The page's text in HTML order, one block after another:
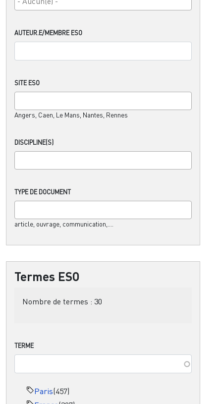
AUTEUR.E/MEMBRE ESO
SITE ESO
Angers, Caen, Le Mans, Nantes, Rennes
DISCIPLINE(S)
TYPE DE DOCUMENT
article, ouvrage, communication,....
Termes ESO
Nombre de termes : 30
TERME
Paris(457)